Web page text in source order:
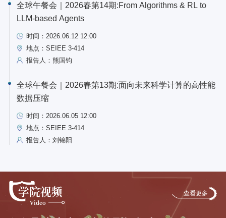
全球午餐会｜2026春第14期:From Algorithms & RL to
LLM-based Agents
时间：2026.06.12 12:00
地点：SEIEE 3-414
报告人：熊国钧
全球午餐会｜2026春第13期:面向未来科学计算的高性能
数据压缩
时间：2026.06.05 12:00
地点：SEIEE 3-414
报告人：刘锦阳
学院视频
Video
查看更多